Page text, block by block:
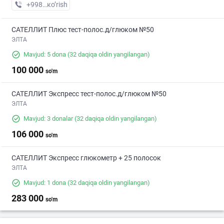
+998 (90) XXX-XX-XX
кo’rish
САТЕЛЛИТ Плюс тест-полос.д/глюком №50
ЭЛТА
Mavjud: 5 dona (32 daqiqa oldin yangilangan)
100 000 so'm
САТЕЛЛИТ Экспресс тест-полос.д/глюком №50
ЭЛТА
Mavjud: 3 donalar(32 daqiqa oldin yangilangan)
106 000 so'm
САТЕЛЛИТ Экспресс глюкометр + 25 полосок
ЭЛТА
Mavjud: 1 dona (32 daqiqa oldin yangilangan)
283 000 so'm